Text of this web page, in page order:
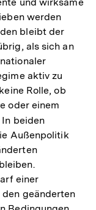
werden
bleibt der
als sich an
aktiv zu
Rolle, ob
oder einem
In beiden
Außenpolitik
einer
geänderten